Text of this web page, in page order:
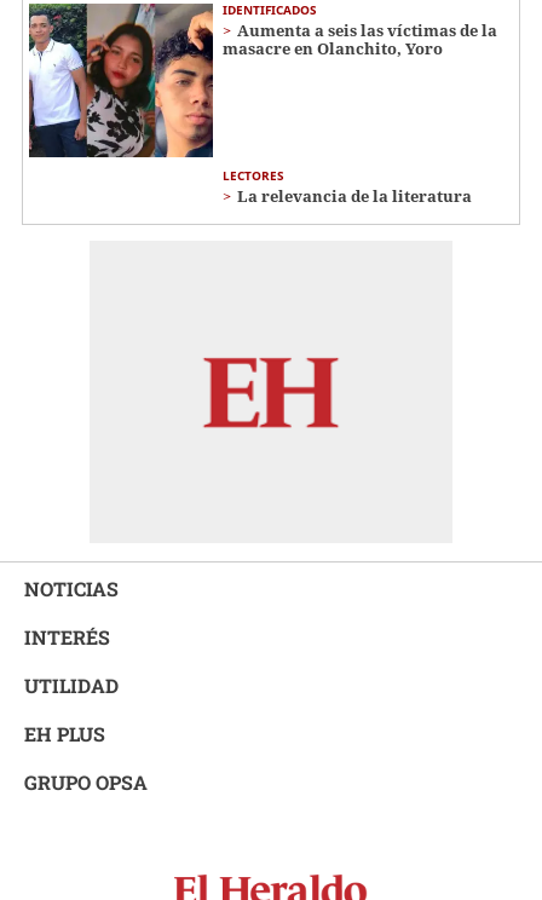
IDENTIFICADOS
Aumenta a seis las víctimas de la
masacre en Olanchito, Yoro
LECTORES
La relevancia de la literatura
NOTICIAS
INTERÉS
UTILIDAD
EH PLUS
GRUPO OPSA